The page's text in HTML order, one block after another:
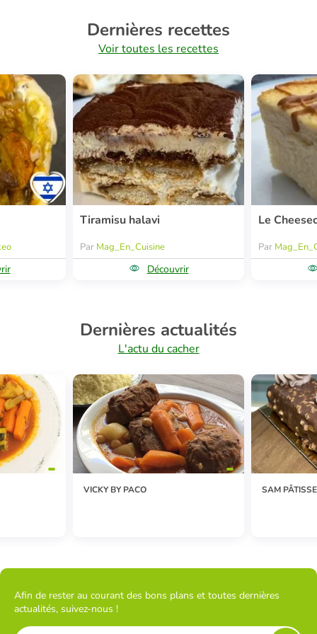
Dernières recettes
Voir toutes les recettes
Tiramisu halavi
Par Mag_En_Cuisine
Découvrir
Le
Par
Dernières actualités
L'actu du cacher
VICKY BY PACO SAM
Afin de rester au courant des bons plans et toutes dernières
actualités, suivez-nous !